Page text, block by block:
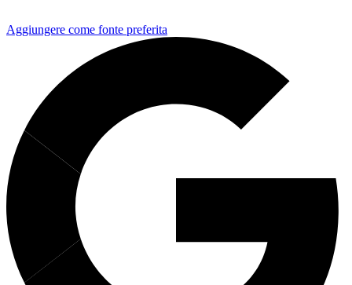
Aggiungere come fonte preferita